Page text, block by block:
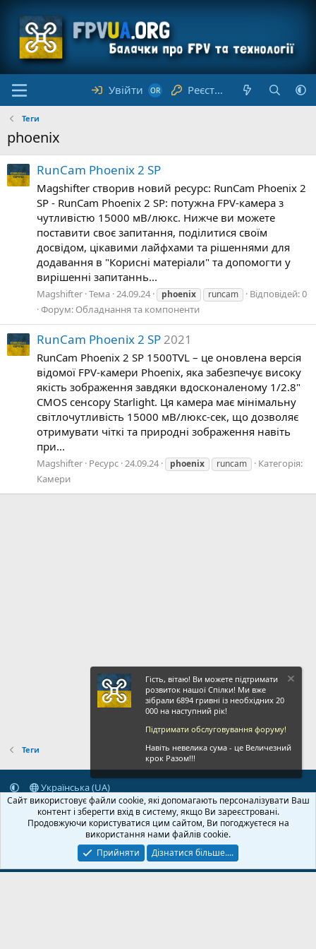
Увійти Реєстрація
Теги
phoenix
RunCam Phoenix 2 SP
Magshifter створив новий ресурс: RunCam Phoenix 2
SP - RunCam Phoenix 2 SP: потужна FPV-камера з
чутливістю 15000 мВ/люкс. Нижче ви можете
поставити своє запитання, поділитися своїм
досвідом, цікавими лайфхами та рішеннями для
додавання в "Корисні матеріали" та допомогти у
вирішенні запитаннь...
Magshifter Тема 24.09.24 phoenix runcam
Відповідей: 0
Форум: Обладнання та компоненти
RunCam Phoenix 2 SP 2021
RunCam Phoenix 2 SP 1500TVL – це оновлена версія
відомої FPV-камери Phoenix, яка забезпечує високу
якість зображення завдяки вдосконаленому 1/2.8"
CMOS сенсору Starlight. Ця камера має мінімальну
світлочутливість 15000 мВ/люкс-сек, що дозволяє
отримувати чіткі та природні зображення навіть
при...
Magshifter Ресурс 24.09.24 phoenix runcam
Категорія:
Камери
Теги
Українська (UA)
Зворотній зв'язок
Умови і правила
Політика конфіденційності
Дoпoмoга
Головна
R
S
S
© 2020-2026 FPVUA.ORG Розроблено:Magshifter
Гість, вітаю! Ви можете підтримати
розвиток нашої Спілки! Ми вже
зібрали 6894 гривні із необхідних 20
000 на наступний рік!
Підтримати обслуговування форуму!
Навіть невелика сума - це Величезний
крок Разом!!!
Сайт використовує файли cookie, які допомагають персоналізувати Ваш
контент і зберегти вхід в систему, якщо Ви зареєстровані.
Продовжуючи користуватися цим сайтом, Ви погоджуєтеся на
використання нами файлів cookie.
Прийняти
Дізнатися більше....